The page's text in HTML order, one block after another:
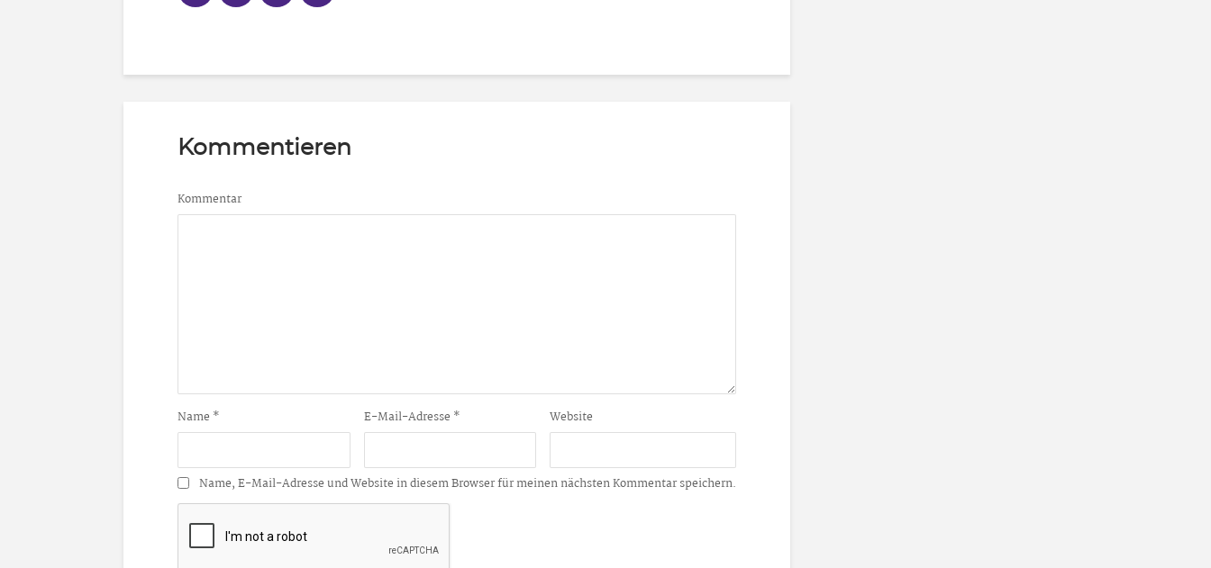
Kommentieren
Kommentar
Name * E-Mail-Adresse * Website
Name, E-Mail-Adresse und Website in diesem Browser für meinen nächsten Kommentar speichern.